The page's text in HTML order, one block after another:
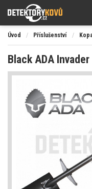
Úvod / Příslušenství /
Black ADA Invader